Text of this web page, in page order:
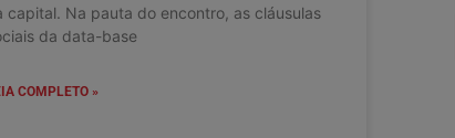
capital. Na pauta do encontro, as cláusulas
da data-base
COMPLETO »